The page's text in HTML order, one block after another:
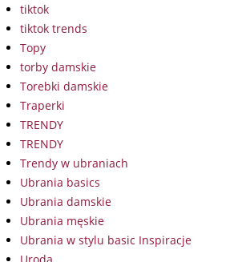
tiktok
tiktok trends
Topy
torby damskie
Torebki damskie
Traperki
TRENDY
TRENDY
Trendy w ubraniach
Ubrania basics
Ubrania damskie
Ubrania męskie
Ubrania w stylu basic Inspiracje
Uroda